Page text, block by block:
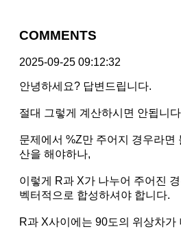
COMMENTS
2025-09-25 09:12:32
안녕하세요? 답변드립니다.
절대 그렇게 계산하시면 안됩니
문제에서 %Z만 주어지 경우라면
산을 해야하나,
이렇게 R과 X가 나누어 주어진
벡터적으로 합성하셔야 합니다.
R과 X사이에는 90도의 위상차가